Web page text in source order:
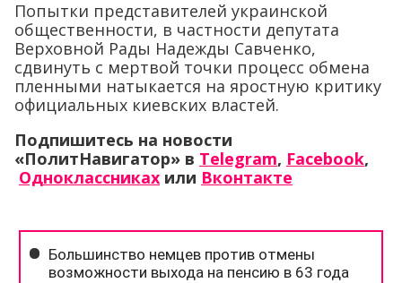
Попытки представителей украинской
общественности, в частности депутата
Верховной Рады Надежды Савченко,
сдвинуть с мертвой точки процесс обмена
пленными натыкается на яростную критику
официальных киевских властей.
Подпишитесь на новости
«ПолитНавигатор» в Telegram, Facebook,
Одноклассниках или Вконтакте